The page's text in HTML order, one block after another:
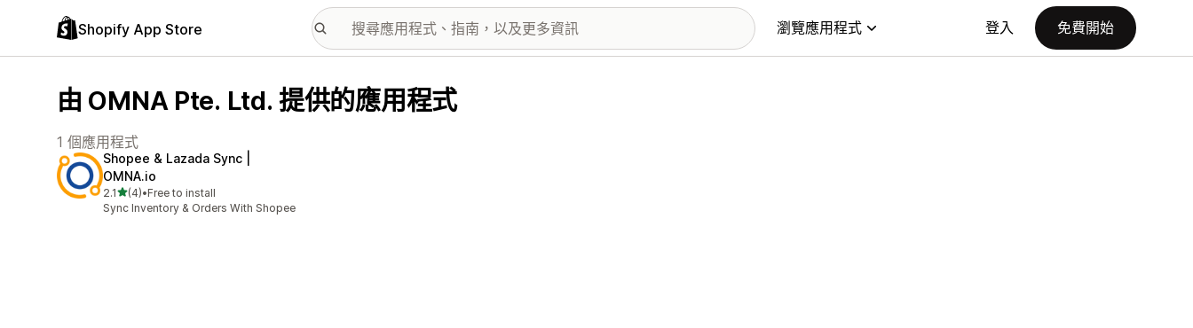
Shopify App Store 瀏覽應用程式 登入 免費開始
由 OMNA Pte. Ltd. 提供的應用程式
1 個應用程式
Shopee & Lazada Sync |
OMNA.io
2.1滿分 5 顆星
(4)
共有 4 則評價
•Free to install
Sync Inventory & Orders With Shopee